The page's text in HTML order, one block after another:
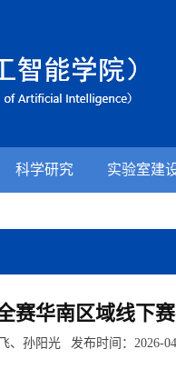
科学研究 实验室建
赛华南区域线下
孙阳光 发布时间：2026-